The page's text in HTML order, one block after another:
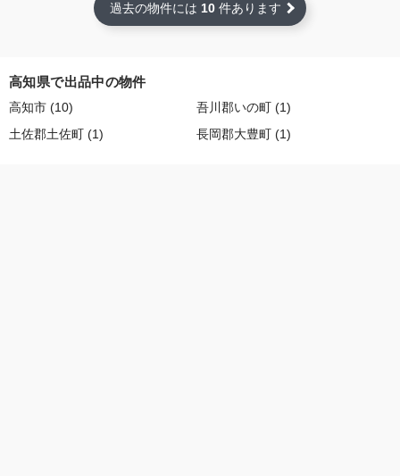
過去の物件には 10 件あります
高知県で出品中の物件
高知市 (10) 吾川郡いの町 (1)
土佐郡土佐町 (1) 長岡郡大豊町 (1)